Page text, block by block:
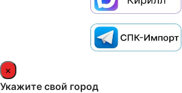
×
Укажите свой город